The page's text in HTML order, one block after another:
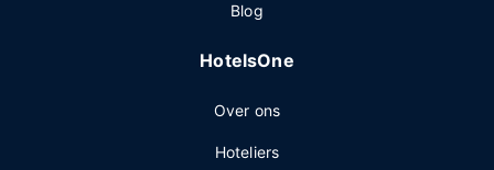
Blog
HotelsOne
Over ons
Hoteliers